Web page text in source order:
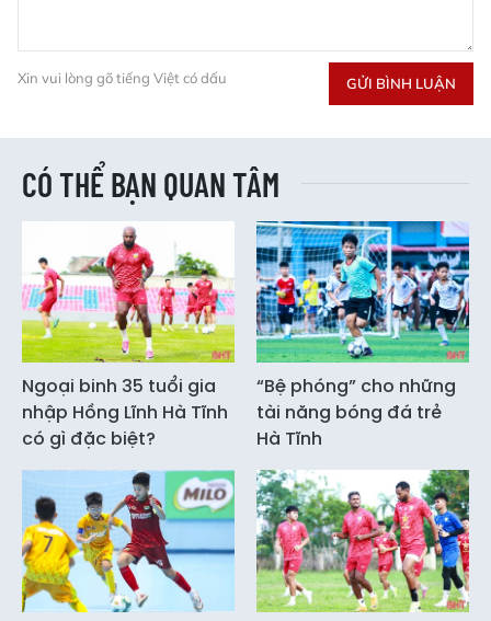
Xin vui lòng gõ tiếng Việt có dấu GỬI BÌNH LUẬN
CÓ THỂ BẠN QUAN TÂM
Ngoại binh 35 tuổi gia
nhập Hồng Lĩnh Hà Tĩnh
có gì đặc biệt?
“Bệ phóng” cho những
tài năng bóng đá trẻ
Hà Tĩnh